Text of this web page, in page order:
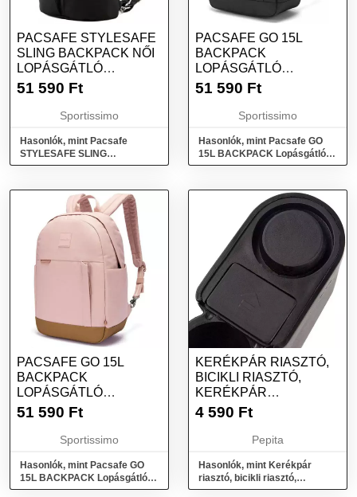
PACSAFE STYLESAFE
SLING BACKPACK NŐI
LOPÁSGÁTLÓ
HÁTIZSÁK, FEKETE,
51 590 Ft
Sportissimo
Hasonlók, mint Pacsafe
STYLESAFE SLING
BACKPACK Női lopásgátló
PACSAFE GO 15L
BACKPACK
LOPÁSGÁTLÓ
HÁTIZSÁK, FEKETE,
51 590 Ft
Sportissimo
Hasonlók, mint Pacsafe GO
15L BACKPACK Lopásgátló
hátizsák, fekete, méret
PACSAFE GO 15L
BACKPACK
LOPÁSGÁTLÓ
HÁTIZSÁK,
51 590 Ft
Sportissimo
Hasonlók, mint Pacsafe GO
15L BACKPACK Lopásgátló
hátizsák, rózsaszín, méret
KERÉKPÁR RIASZTÓ,
BICIKLI RIASZTÓ,
KERÉKPÁR
LOPÁSGÁTLÓ
4 590 Ft
Pepita
Hasonlók, mint Kerékpár
riasztó, bicikli riasztó,
kerékpár lopásgátló